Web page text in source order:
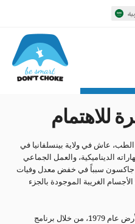
للاهتمام
عاش في ولاية بينسلفانيا في
ومن خلال مهاراته الديناميكية، والعمل الجماعي
جاكسون سبباً في خفض معدل وفيات
الغريبة الموجودة بالجزء
مرض الجدري (الذي تم استئصاله من الأرض عام 1979، من خلال برنامج